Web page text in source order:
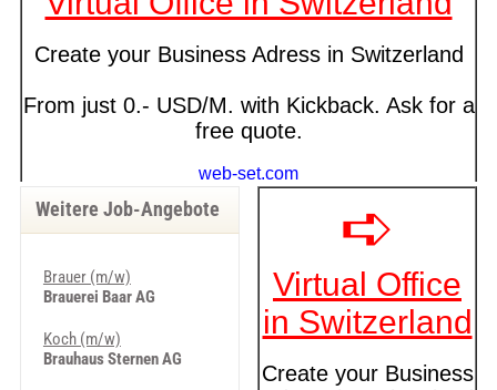
Weitere Job-Angebote
Brauer (m/w)
Brauerei Baar AG
Koch (m/w)
Brauhaus Sternen AG